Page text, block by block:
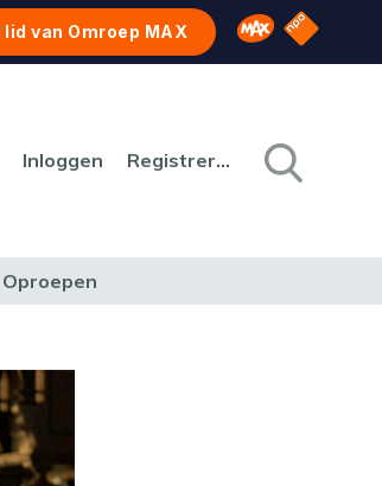
lid van Omroep MAX Omroep MAX
NPO
Inloggen Registreren
Oproepen